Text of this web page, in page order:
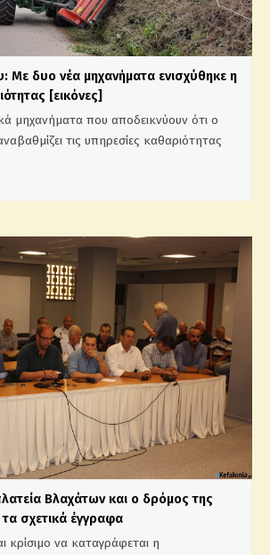
Με δυο νέα μηχανήματα ενισχύθηκε η
[εικόνες]
μηχανήματα που αποδεικνύουν ότι ο
τις υπηρεσίες καθαριότητας
Βλαχάτων και ο δρόμος της
σχετικά έγγραφα
κρίσιμο να καταγράφεται η